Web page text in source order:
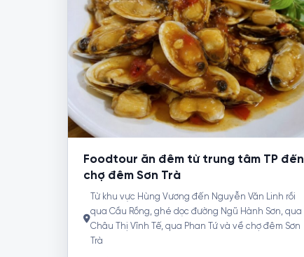
Foodtour ăn đêm từ trung tâm TP đến
chợ đêm Sơn Trà
Từ khu vực Hùng Vương đến Nguyễn Văn Linh rồi
qua Cầu Rồng, ghé dọc đường Ngũ Hành Sơn, qua
Châu Thị Vĩnh Tế, qua Phan Tứ và về chợ đêm Sơn
Trà